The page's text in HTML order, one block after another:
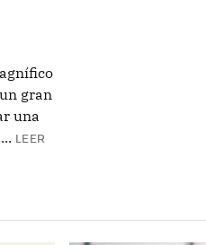
gran
una
LEER